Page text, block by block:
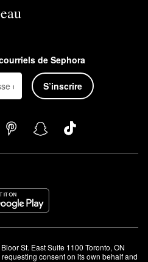
de Sephora
S’inscrire
St. East Suite 1100 Toronto, ON
consent on its own behalf and